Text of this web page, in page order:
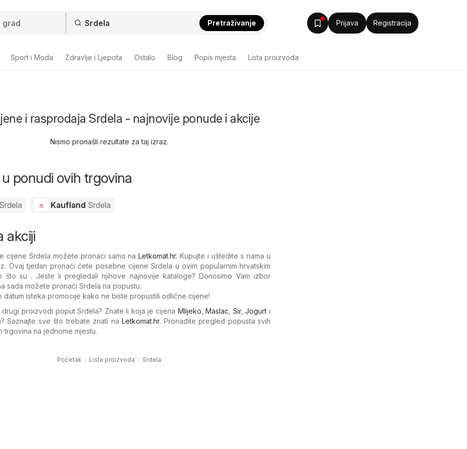
Pretraživanje Prijava Registracija
Sport i Moda Zdravlje i Ljepota Ostalo Blog Popis mjesta Lista proizvoda
i rasprodaja Srdela - najnovije ponude i akcije
Nismo pronašli rezultate za taj izraz.
ponudi ovih trgovina
Srdela Kaufland Srdela
akciji
cijene Srdela možete pronaći samo naLetkomat.hr. Kupujte i uštedite s nama u
Ovaj tjedan pronaći ćete posebne cijene Srdela u ovim popularnim hrvatskim
što su . Jeste li pregledali njihove najnovije kataloge? Donosimo Vam izbor
sada možete pronaći Srdela na popustu:
datum isteka promocije kako ne biste propustili odlične cijene!
drugi proizvodi poput Srdela? Znate li koja je cijena Mlijeko ,Maslac Sir,Jogurt i
Saznajte sve što trebate znati naLetkomat.hr. Pronađite pregled popusta svih
trgovina na jednome mjestu.
Početak Lista proizvoda Srdela